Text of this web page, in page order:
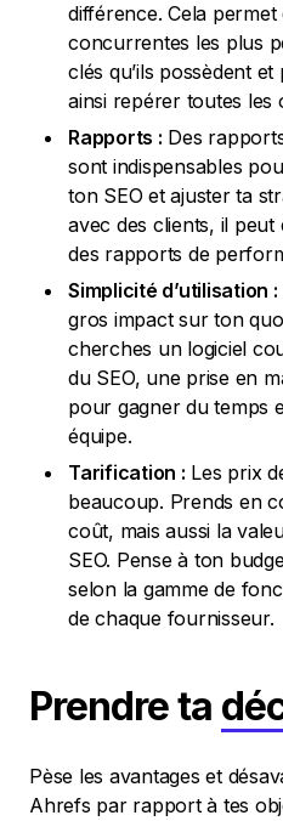
différence. Cela permet
concurrentes les plus
clés qu’ils possèdent
ainsi repérer toutes les
Rapports : Des
sont indispensables
ton SEO et ajuster ta
avec des clients, il
des rapports de
Simplicité d’utilisation :
gros impact sur ton
cherches un logiciel
du SEO, une prise en
pour gagner du temps
équipe.
Tarification : Les prix
beaucoup. Prends en
coût, mais aussi la
SEO. Pense à ton
selon la gamme de
de chaque fournisseur.
Prendre ta
Pèse les avantages et
Ahrefs par rapport à tes